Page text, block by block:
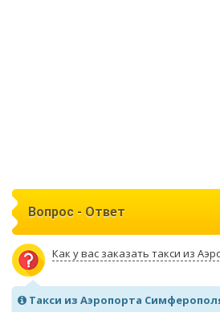
Вопрос - Ответ
Как у вас заказать такси из
Такси из Аэропорта